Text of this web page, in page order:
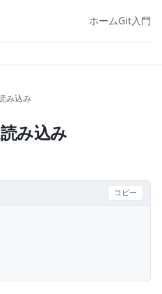
ホームGit入門
み込み
み込み
コピー